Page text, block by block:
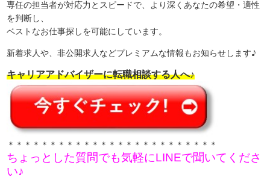
専任の担当者が対応力とスピードで、より深くあなたの希望・適性
を判断し、
ベストなお仕事探しを可能にしています。
新着求人や、非公開求人などプレミアムな情報もお知らせします♪
キャリアアドバイザーに転職相談する人へ♪
＊＊＊＊＊＊＊＊＊＊＊＊＊＊＊＊＊＊＊＊＊＊＊＊＊
ちょっとした質問でも気軽にLINEで聞いてくださ
い♪